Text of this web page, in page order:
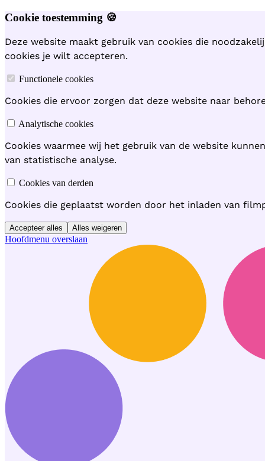
Cookie toestemming 🍪
Deze website maakt gebruik van cookies die
cookies je wilt accepteren.
Functionele cookies
Cookies die ervoor zorgen dat deze website naar
Analytische cookies
Cookies waarmee wij het gebruik van de website
van statistische analyse.
Cookies van derden
Cookies die geplaatst worden door het inladen van
Accepteer alles Alles weigeren
Hoofdmenu overslaan